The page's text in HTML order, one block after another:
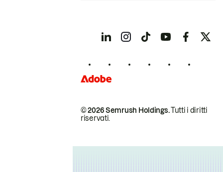
© 2026 Semrush Holdings.Tutti i diritti
riservati.